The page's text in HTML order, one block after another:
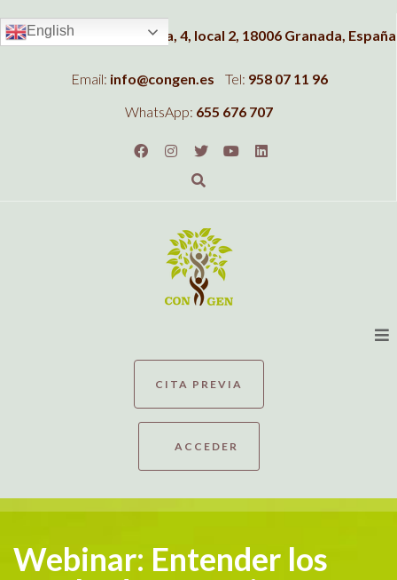
Dirección: C/Albahaca, 4, local 2, 18006 Granada, España
Email: info@congen.es Tel: 958 07 11 96
WhatsApp: 655 676 707
CITA PREVIA
ACCEDER
Webinar: Entender los
English